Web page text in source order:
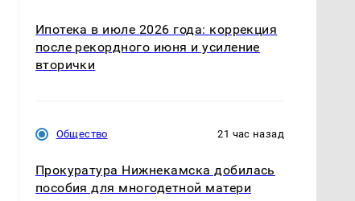
Ипотека в июле 2026 года: коррекция
после рекордного июня и усиление
вторички
Общество 21 час назад
Прокуратура Нижнекамска добилась
пособия для многодетной матери